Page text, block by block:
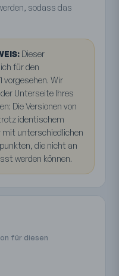
sodass das
Dieser
für den
vorgesehen. Wir
Unterseite Ihres
Die Versionen von
identischem
mit unterschiedlichen
die nicht an
werden können.
für diesen